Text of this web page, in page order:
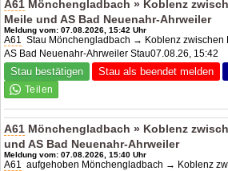
A61 Mönchengladbach » Koblenz
Meile undAS Bad Neuenahr-Ahrweiler
Meldung vom: 07.08.2026, 15:42 Uhr
A61 Stau Mönchengladbach → Koblenz zwischen
AS Bad Neuenahr-Ahrweiler Stau07.08.26, 15:42
Stau bestätigen Stau als beendet melden
A61 Mönchengladbach » Koblenz
undAS Bad Neuenahr-Ahrweiler
Meldung vom: 07.08.2026, 15:40 Uhr
A61 aufgehoben Mönchengladbach → Koblenz